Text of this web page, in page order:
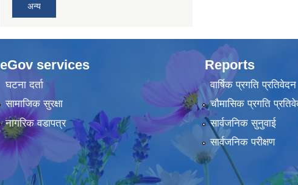
अन्य
eGov services
घटना दर्ता
सामाजिक सुरक्षा
नागरिक वडापत्र
Reports
वार्षिक प्रगति प्रतिवेदन
चौमासिक प्रगति
सार्वजनिक सुनुवाई
सार्वजनिक परीक्षण